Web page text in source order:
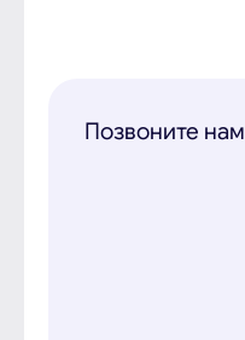
Позвоните нам